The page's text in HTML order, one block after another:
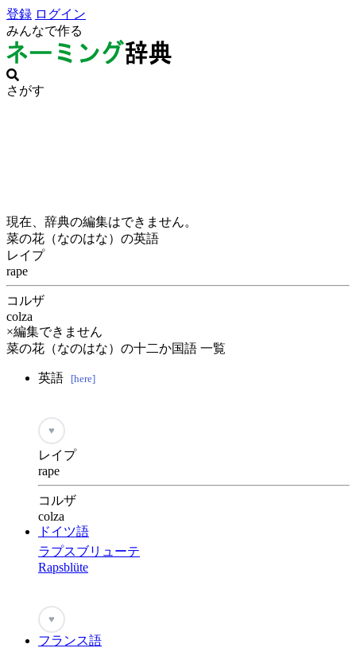
登録 ログイン
みんなで作る
さがす
現在、辞典の編集はできません。
菜の花（なのはな）の英語
レイプ
rape
コルザ
colza
×編集できません
菜の花（なのはな）の十二か国語 一覧
英語 [here]
♥
レイプ
rape
コルザ
colza
ドイツ語
ラプスブリューテ
Rapsblüte
♥
フランス語